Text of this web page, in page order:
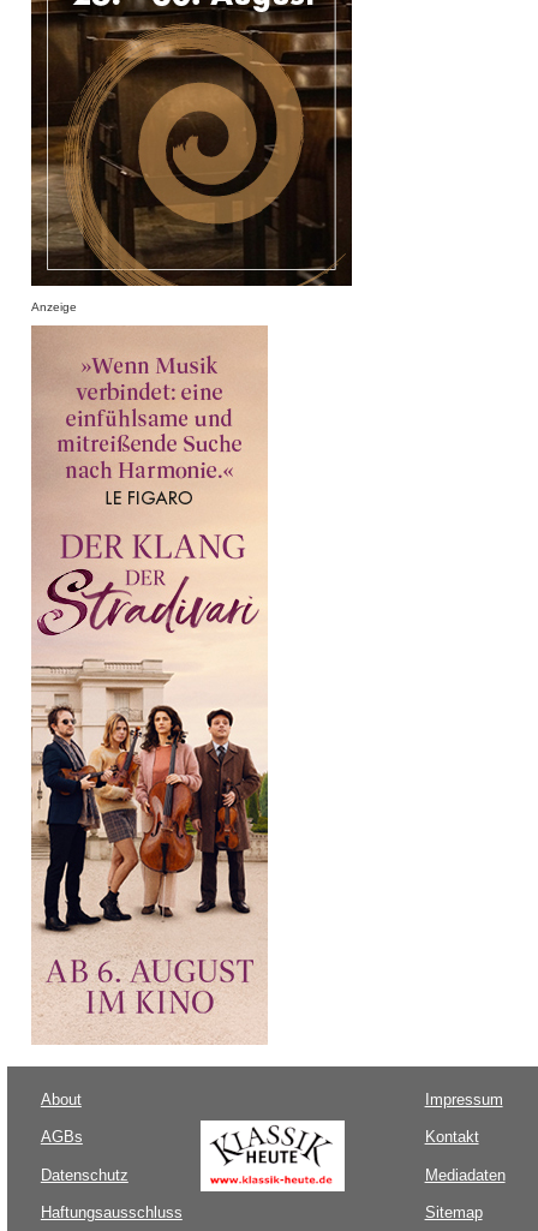
Anzeige
About
AGBs
Datenschutz
Haftungsausschluss
Impressum
Kontakt
Mediadaten
Sitemap